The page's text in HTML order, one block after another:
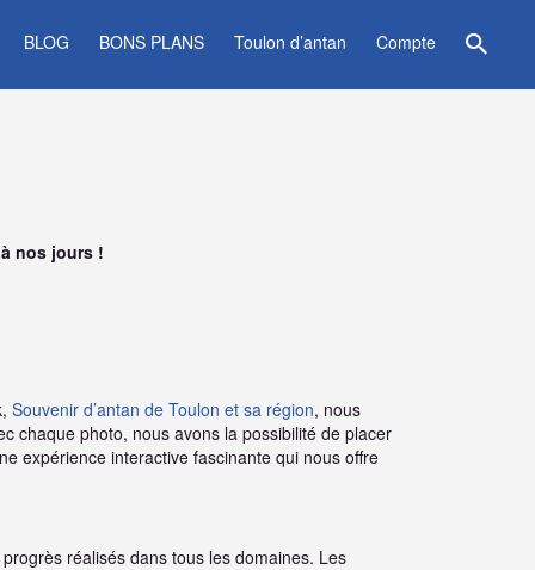
BLOG BONS PLANS Toulon d’antan Compte
nos jours !
Souvenir d’antan de Toulon et sa région, nous
chaque photo, nous avons la possibilité de placer
expérience interactive fascinante qui nous offre
réalisés dans tous les domaines. Les